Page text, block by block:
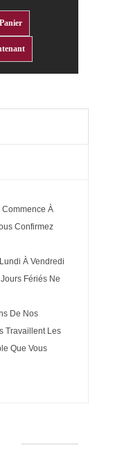
À
Confirmez
À Vendredi
Fériés Ne
De Nos
Travaillent Les
Que Vous